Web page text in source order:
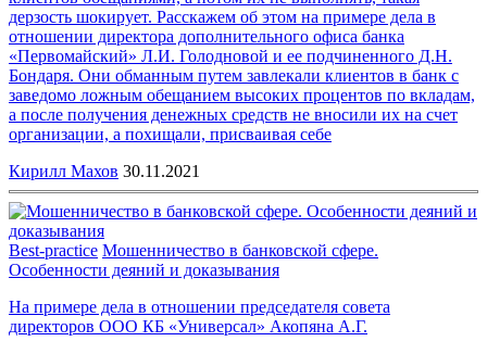
дерзость шокирует. Расскажем об этом на примере дела в
отношении директора дополнительного офиса банка
«Первомайский» Л.И. Голодновой и ее подчиненного Д.Н.
Бондаря. Они обманным путем завлекали клиентов в банк с
заведомо ложным обещанием высоких процентов по вкладам,
а после получения денежных средств не вносили их на счет
организации, а похищали, присваивая себе
Кирилл Махов 30.11.2021
Best-practice Мошенничество в банковской сфере.
Особенности деяний и доказывания
На примере дела в отношении председателя совета
директоров ООО КБ «Универсал» Акопяна А.Г.